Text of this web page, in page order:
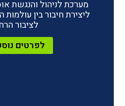
והנגשת אוספים מוזיאליים,
בין עולמות המוזיאון הדיגיטלי